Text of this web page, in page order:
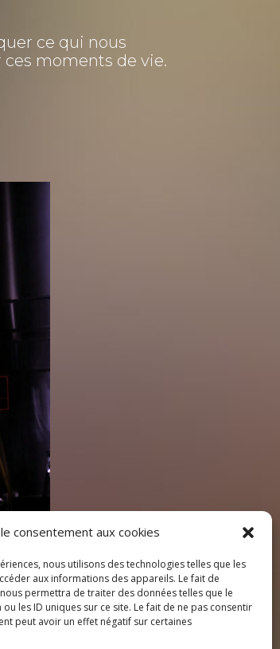
consentement aux cookies
nous utilisons des technologies telles que les
aux informations des appareils. Le fait de
permettra de traiter des données telles que le
les ID uniques sur ce site. Le fait de ne pas consentir
peut avoir un effet négatif sur certaines
ce qui nous
moments de vie.